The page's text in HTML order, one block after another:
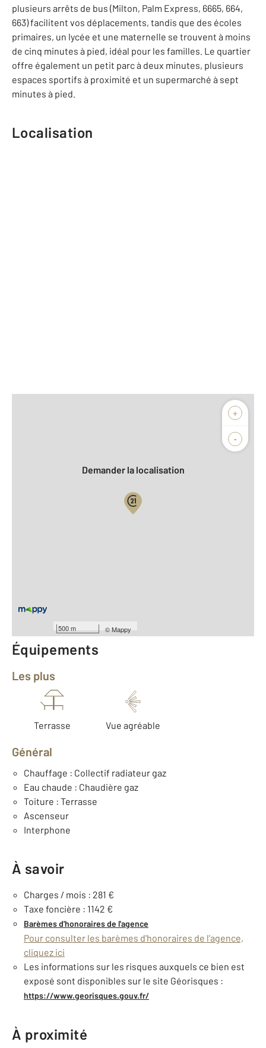
plusieurs arrêts de bus (Milton, Palm Express, 6665, 664,
663) facilitent vos déplacements, tandis que des écoles
primaires, un lycée et une maternelle se trouvent à moins
de cinq minutes à pied, idéal pour les familles. Le quartier
offre également un petit parc à deux minutes, plusieurs
espaces sportifs à proximité et un supermarché à sept
minutes à pied.
Localisation
+
-
500 m ©Mappy
Biens vendus
Demander la localisation
Type de construction : Traditionnelle
Équipements
Les plus
Terrasse Vue agréable
Général
Chauffage : Collectif radiateur gaz
Eau chaude : Chaudière gaz
Toiture : Terrasse
Ascenseur
Interphone
À savoir
Charges / mois : 281 €
Taxe foncière : 1142 €
Barèmes d'honoraires de l'agence
Pour consulter les barèmes d'honoraires de l'agence,
cliquez ici
Les informations sur les risques auxquels ce bien est
exposé sont disponibles sur le site Géorisques :
https://www.georisques.gouv.fr/
À proximité